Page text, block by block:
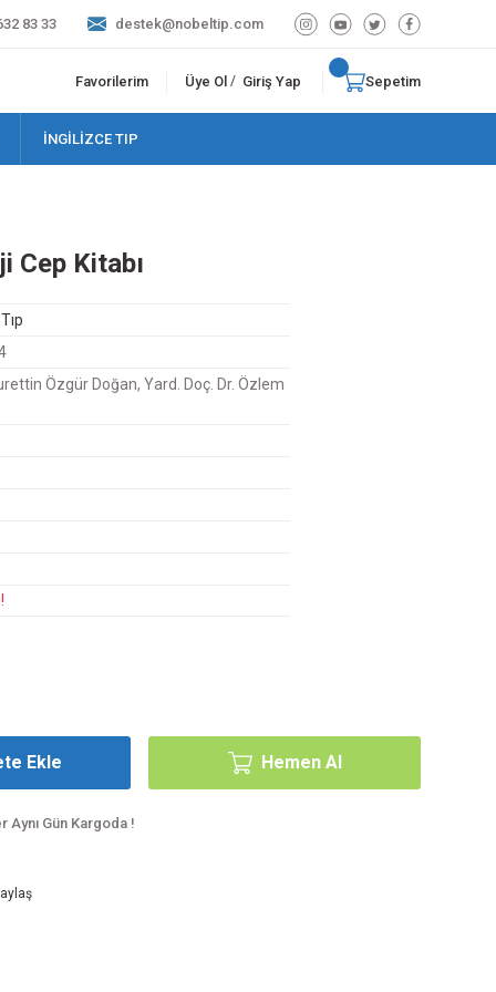
83 33 destek@nobeltip.com
Favorilerim Üye Ol / Giriş Yap Sepetim
İNGİLİZCE TIP
Cep Kitabı
Özgür Doğan, Yard. Doç. Dr. Özlem
Ekle Hemen Al
Aynı Gün Kargoda !